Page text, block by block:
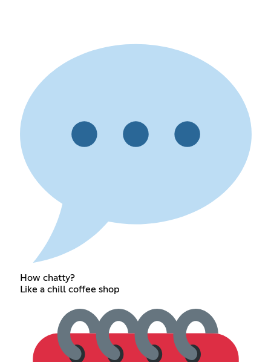
How chatty?
Like a chill coffee shop